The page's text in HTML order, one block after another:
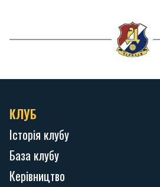
КЛУБ
Історія клубу
База клубу
Керівництво